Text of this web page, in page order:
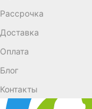
Рассрочка
Доставка
Оплата
Блог
Контакты